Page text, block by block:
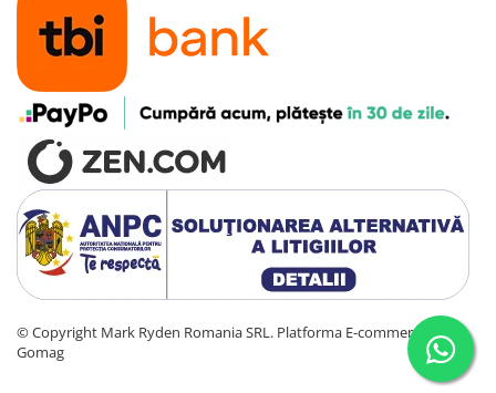
©️ Copyright Mark Ryden Romania SRL. Platforma E-commerce by
Gomag